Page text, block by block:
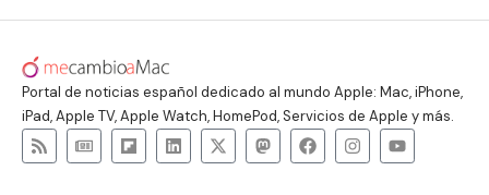
Portal de noticias español dedicado al mundo Apple: Mac, iPhone,
iPad, Apple TV, Apple Watch, HomePod, Servicios de Apple y más.